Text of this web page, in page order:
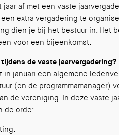
jaar af met een vaste
extra vergadering te
dien je bij het bestuur in. Het
voor een bijeenkomst.
de vaste jaarvergadering?
in januari een algemene
(en de programmamanager)
de vereniging. In deze vaste
de orde: